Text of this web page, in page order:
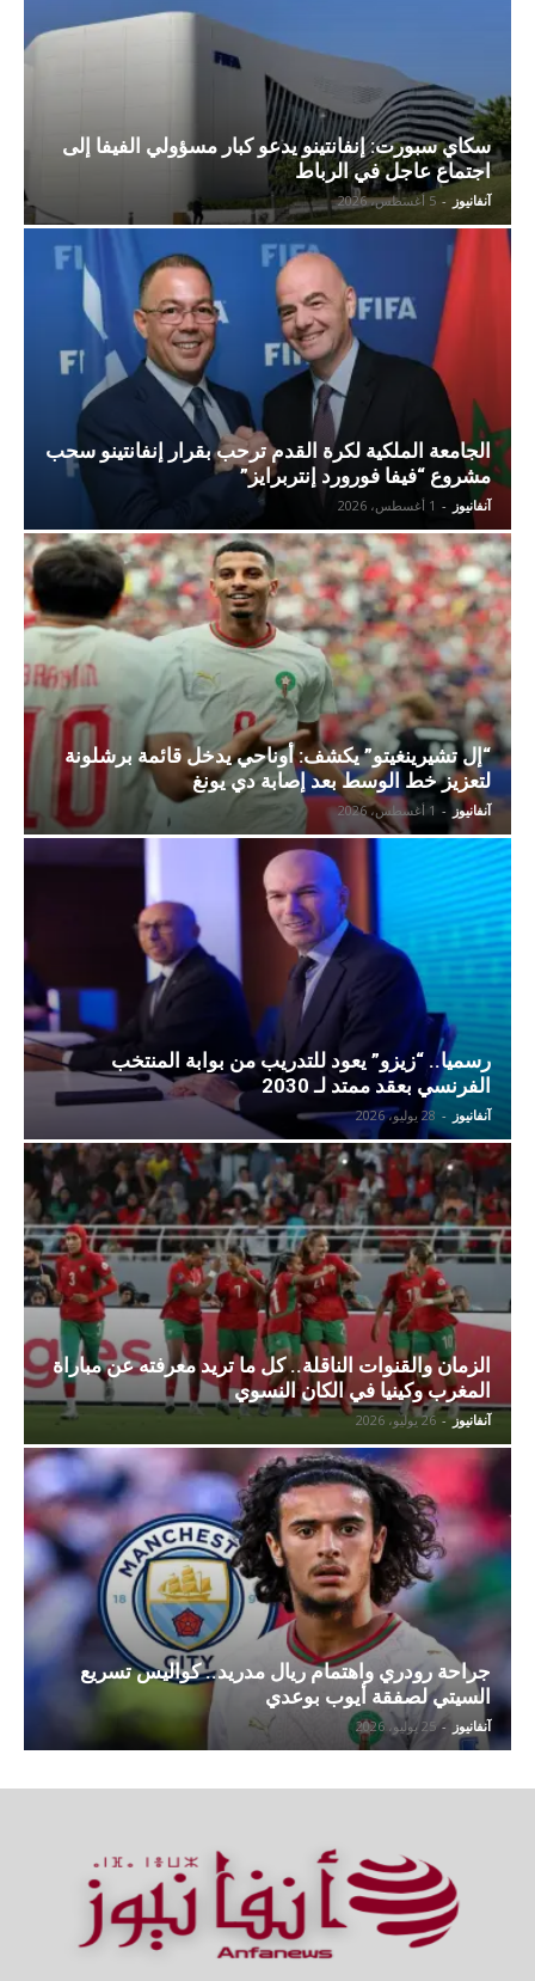
سكاي سبورت: إنفانتينو يدعو كبار مسؤولي الفيفا إلى
اجتماع عاجل في الرباط
آنفانيوز - 5 أغسطس، 2026
الجامعة الملكية لكرة القدم ترحب بقرار إنفانتينو سحب
مشروع “فيفا فورورد إنتربرايز”
آنفانيوز - 1 أغسطس، 2026
“إل تشيرينغيتو” يكشف: أوناحي يدخل قائمة برشلونة
لتعزيز خط الوسط بعد إصابة دي يونغ
آنفانيوز - 1 أغسطس، 2026
رسميا.. “زيزو” يعود للتدريب من بوابة المنتخب
الفرنسي بعقد ممتد لـ 2030
آنفانيوز - 28 يوليو، 2026
الزمان والقنوات الناقلة.. كل ما تريد معرفته عن مباراة
المغرب وكينيا في الكان النسوي
آنفانيوز - 26 يوليو، 2026
جراحة رودري واهتمام ريال مدريد.. كواليس تسريع
السيتي لصفقة أيوب بوعدي
آنفانيوز - 25 يوليو، 2026